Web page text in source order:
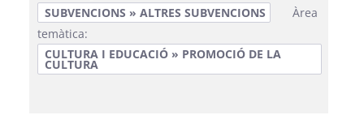
SUBVENCIONS » ALTRES SUBVENCIONS
Àrea
temàtica:
CULTURA I EDUCACIÓ » PROMOCIÓ DE LA
CULTURA